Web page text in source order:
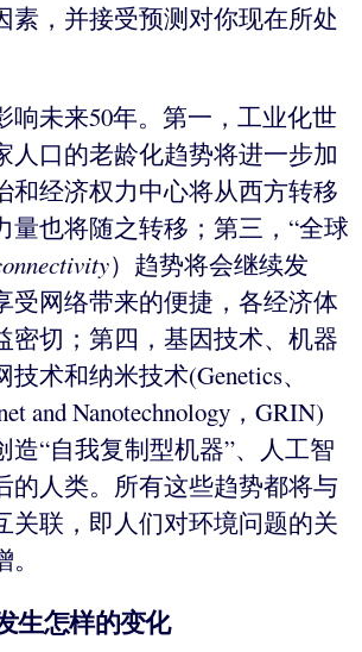
素，并接受预测对你现在所处
响未来50年。第一，工业化世
人口的老龄化趋势将进一步加
和经济权力中心将从西方转移
量也将随之转移；第三，“全球
）趋势将会继续发
受网络带来的便捷，各经济体
密切；第四，基因技术、机器
术和纳米技术(Genetics、
and Nanotechnology，GRIN)
造“自我复制型机器”、人工智
的人类。所有这些趋势都将与
关联，即人们对环境问题的关
生怎样的变化